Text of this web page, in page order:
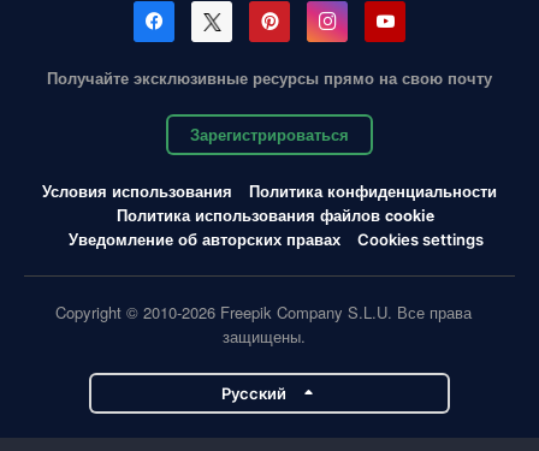
Получайте эксклюзивные ресурсы прямо на свою почту
Зарегистрироваться
Условия использования
Политика конфиденциальности
Политика использования файлов cookie
Уведомление об авторских правах
Cookies settings
Copyright © 2010-2026 Freepik Company S.L.U. Все права
защищены.
Pусский